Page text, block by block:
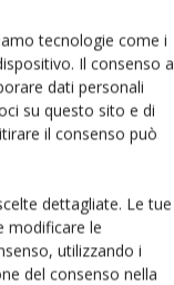
tecnologie come i
Il consenso a
dati personali
su questo sito e di
il consenso può
dettagliate. Le tue
modificare le
utilizzando i
del consenso nella
una
offre